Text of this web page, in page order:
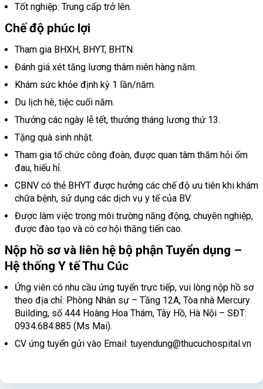
Tốt nghiệp: Trung cấp trở lên.
Chế độ phúc lợi
Tham gia BHXH, BHYT, BHTN.
Đánh giá xét tăng lương thâm niên hàng năm.
Khám sức khỏe định kỳ 1 lần/năm.
Du lịch hè, tiệc cuối năm.
Thưởng các ngày lễ tết, thưởng tháng lương thứ 13.
Tặng quà sinh nhật.
Tham gia tổ chức công đoàn, được quan tâm thăm hỏi ốm
đau, hiếu hỉ.
CBNV có thẻ BHYT được hưởng các chế độ ưu tiên khi khám
chữa bệnh, sử dụng các dịch vụ y tế của BV.
Được làm việc trong môi trường năng động, chuyên nghiệp,
được đào tạo và có cơ hội thăng tiến cao.
Nộp hồ sơ và liên hệ bộ phận Tuyển dụng –
Hệ thống Y tế Thu Cúc
Ứng viên có nhu cầu ứng tuyển trực tiếp, vui lòng nộp hồ sơ
theo địa chỉ: Phòng Nhân sự – Tầng 12A, Tòa nhà Mercury
Building, số 444 Hoàng Hoa Thám, Tây Hồ, Hà Nội – SĐT:
0934.684.885 (Ms Mai).
CV ứng tuyển gửi vào Email: tuyendung@thucuchospital.vn